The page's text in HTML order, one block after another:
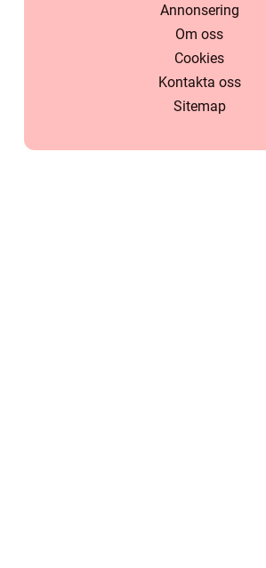
Annonsering
Om oss
Cookies
Kontakta oss
Sitemap